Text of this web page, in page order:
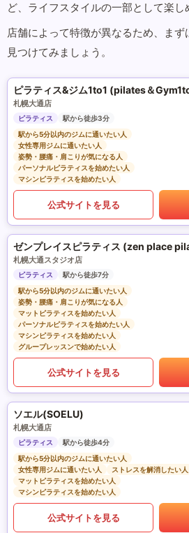
ど、ライフスタイルの一部として楽し
店舗によって特徴が異なるため、ま
見つけてみましょう。
ピラティス&ジム1to1 (pilates＆
札幌大通店
ピラティス
駅から徒歩3分
駅から5分以内のジムに通いたい人
女性専用ジムに通いたい人
姿勢・腰痛・肩こりが気になる人
パーソナルピラティスを始めたい人
マシンピラティスを始めたい人
公式サイトを見る
ゼンプレイスピラティス (zen place
札幌大通スタジオ店
ピラティス
駅から徒歩7分
駅から5分以内のジムに通いたい人
姿勢・腰痛・肩こりが気になる人
マットピラティスを始めたい人
パーソナルピラティスを始めたい人
マシンピラティスを始めたい人
グループレッスンで始めたい人
公式サイトを見る
ソエル(SOELU)
札幌大通店
ピラティス
駅から徒歩4分
駅から5分以内のジムに通いたい人
女性専用ジムに通いたい人
ストレスを解消したい人
マットピラティスを始めたい人
マシンピラティスを始めたい人
公式サイトを見る